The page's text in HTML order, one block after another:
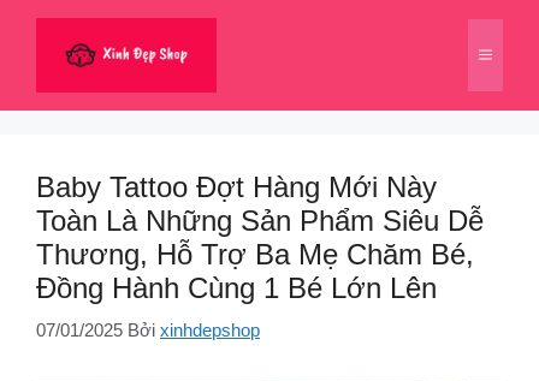
dung
Menu
Baby Tattoo Đợt Hàng Mới Này
Toàn Là Những Sản Phẩm Siêu Dễ
Thương, Hỗ Trợ Ba Mẹ Chăm Bé,
Đồng Hành Cùng 1 Bé Lớn Lên
07/01/2025 Bởi xinhdepshop